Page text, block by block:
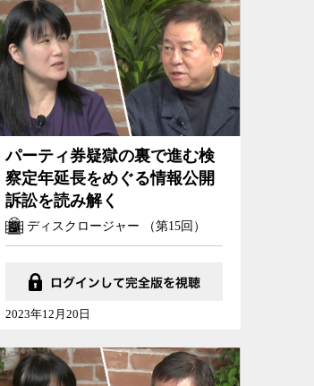
パーティ券疑獄の裏で進む検
察定年延長をめぐる情報公開
訴訟を読み解く
ディスクロージャー （第15回）
2023年12月20日